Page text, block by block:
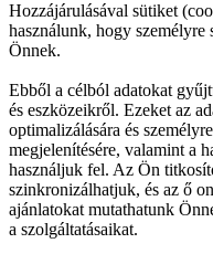
Hozzájárulásával sütiket
használunk, hogy személyre
Önnek.
Ebből a célból adatokat
és eszközeikről. Ezeket az
optimalizálására és
megjelenítésére, valamint a
használjuk fel. Az Ön
szinkronizálhatjuk, és az ő
ajánlatokat mutathatunk
a szolgáltatásaikat.